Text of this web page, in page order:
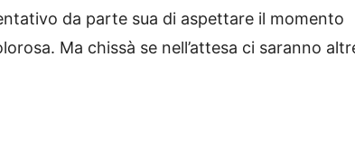
da parte sua di aspettare il momento
Ma chissà se nell’attesa ci saranno